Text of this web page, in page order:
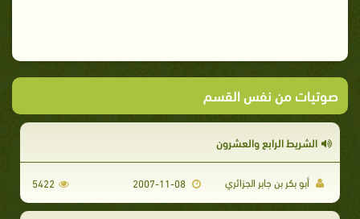
صوتيات من نفس القسم
الشريط الرابع والعشرون
أبو بكر بن جابر الجزائري 5422